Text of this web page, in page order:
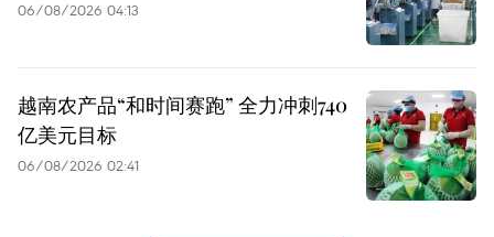
06/08/2026 04:13
越南农产品“和时间赛跑” 全力冲刺740
亿美元目标
06/08/2026 02:41